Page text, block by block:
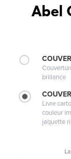
Abel
brillance
Livre
couleur
jaquette